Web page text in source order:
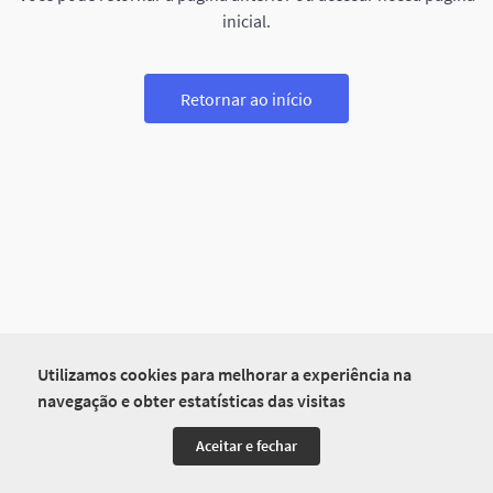
Utilizamos cookies para melhorar a experiência na
navegação e obter estatísticas das visitas
Aceitar e fechar
inicial.
Retornar ao início